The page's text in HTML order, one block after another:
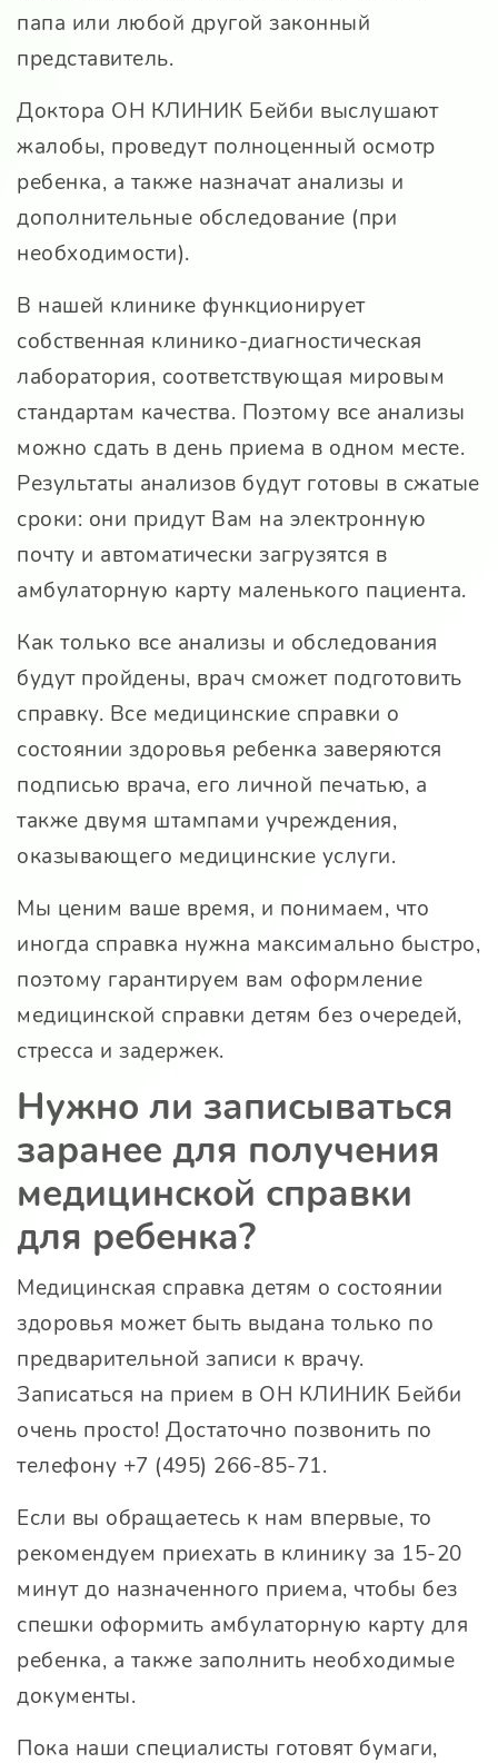
папа или любой другой законный
представитель.
Доктора ОН КЛИНИК Бейби выслушают
жалобы, проведут полноценный осмотр
ребенка, а также назначат анализы и
дополнительные обследование (при
необходимости).
В нашей клинике функционирует
собственная клинико-диагностическая
лаборатория, соответствующая мировым
стандартам качества. Поэтому все анализы
можно сдать в день приема в одном месте.
Результаты анализов будут готовы в сжатые
сроки: они придут Вам на электронную
почту и автоматически загрузятся в
амбулаторную карту маленького пациента.
Как только все анализы и обследования
будут пройдены, врач сможет подготовить
справку. Все медицинские справки о
состоянии здоровья ребенка заверяются
подписью врача, его личной печатью, а
также двумя штампами учреждения,
оказывающего медицинские услуги.
Мы ценим ваше время, и понимаем, что
иногда справка нужна максимально быстро,
поэтому гарантируем вам оформление
медицинской справки детям без очередей,
стресса и задержек.
Нужно ли записываться
заранее для получения
медицинской справки
для ребенка?
Медицинская справка детям о состоянии
здоровья может быть выдана только по
предварительной записи к врачу.
Записаться на прием в ОН КЛИНИК Бейби
очень просто! Достаточно позвонить по
телефону +7 (495) 266-85-71.
Если вы обращаетесь к нам впервые, то
рекомендуем приехать в клинику за 15-20
минут до назначенного приема, чтобы без
спешки оформить амбулаторную карту для
ребенка, а также заполнить необходимые
документы.
Пока наши специалисты готовят бумаги,